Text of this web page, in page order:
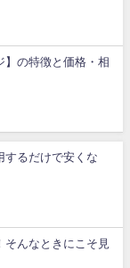
】の特徴と価格・相
するだけで安くな
そんなときにこそ見